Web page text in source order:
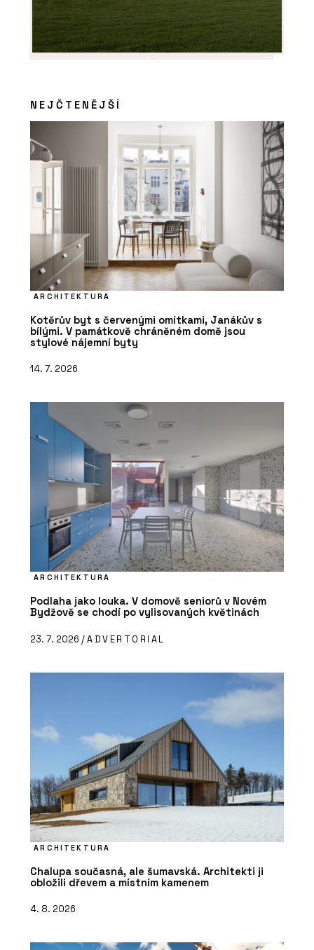
NEJČTENĚJŠÍ
ARCHITEKTURA
Kotěrův byt s červenými omítkami, Janákův s
bílými. V památkově chráněném domě jsou
stylové nájemní byty
14. 7. 2026
ARCHITEKTURA
Podlaha jako louka. V domově seniorů v Novém
Bydžově se chodí po vylisovaných květinách
23. 7. 2026 /ADVERTORIAL
ARCHITEKTURA
Chalupa současná, ale šumavská. Architekti ji
obložili dřevem a místním kamenem
4. 8. 2026